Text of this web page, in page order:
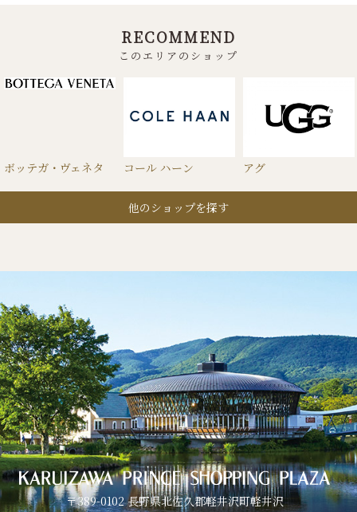
RECOMMEND
このエリアのショップ
ボッテガ・ヴェネタ コール ハーン アグ
他のショップを探す
〒389-0102 長野県北佐久郡軽井沢町軽井沢